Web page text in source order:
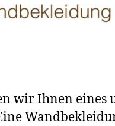
wir Ihnen eines